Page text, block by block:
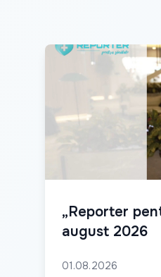
„Reporter
august 2026
01.08.2026